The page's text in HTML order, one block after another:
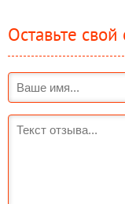
Оставьте